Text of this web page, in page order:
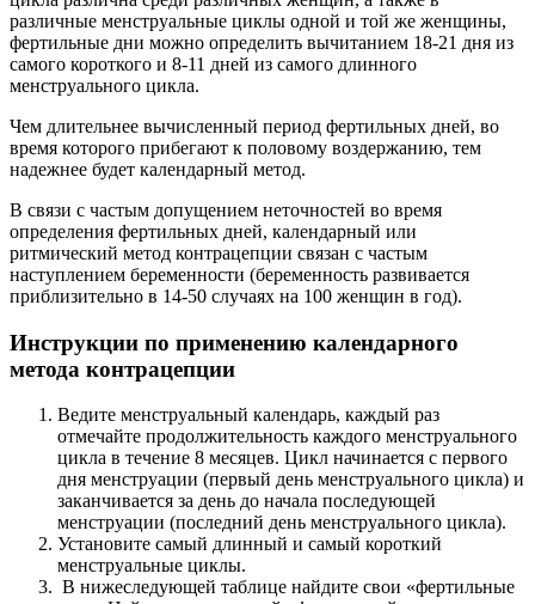
различные менструальные циклы одной и той же женщины,
фертильные дни можно определить вычитанием 18-21 дня из
самого короткого и 8-11 дней из самого длинного
менструального цикла.
Чем длительнее вычисленный период фертильных дней, во
время которого прибегают к половому воздержанию, тем
надежнее будет календарный метод.
В связи с частым допущением неточностей во время
определения фертильных дней, календарный или
ритмический метод контрацепции связан с частым
наступлением беременности (беременность развивается
приблизительно в 14-50 случаях на 100 женщин в год).
Инструкции по применению календарного
метода контрацепции
Ведите менструальный календарь, каждый раз
отмечайте продолжительность каждого менструального
цикла в течение 8 месяцев. Цикл начинается с первого
дня менструации (первый день менструального цикла) и
заканчивается за день до начала последующей
менструации (последний день менструального цикла).
Установите самый длинный и самый короткий
менструальные циклы.
В нижеследующей таблице найдите свои «фертильные